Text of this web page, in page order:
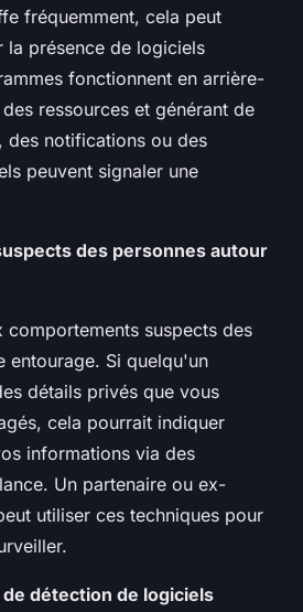
fréquemment, cela peut
la présence de logiciels
fonctionnent en arrière-
ressources et générant de
des notifications ou des
peuvent signaler une
des personnes autour
comportements suspects des
entourage. Si quelqu'un
détails privés que vous
cela pourrait indiquer
informations via des
Un partenaire ou ex-
utiliser ces techniques pour
détection de logiciels